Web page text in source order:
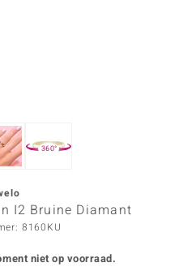
360°
I2 Bruine Diamant
8160KU
niet op voorraad.